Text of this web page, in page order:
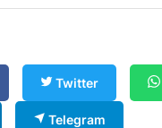
Twitter
Telegram